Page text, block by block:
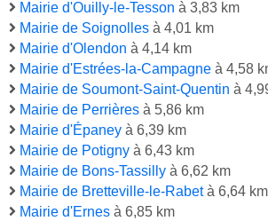
Mairie d'Ouilly-le-Tesson à 3,83 km
Mairie de Soignolles à 4,01 km
Mairie d'Olendon à 4,14 km
Mairie d'Estrées-la-Campagne à 4,58
Mairie de Soumont-Saint-Quentin à
Mairie de Perrières à 5,86 km
Mairie d'Épaney à 6,39 km
Mairie de Potigny à 6,43 km
Mairie de Bons-Tassilly à 6,62 km
Mairie de Bretteville-le-Rabetà 6,64 km
Mairie d'Ernes à 6,85 km